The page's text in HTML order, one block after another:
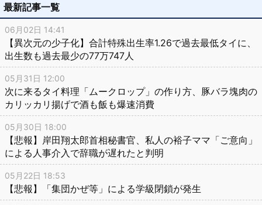
最新記事一覧
06月02日 14:41
【異次元の少子化】合計特殊出生率1.26で過去最低タイに、
出生数も過去最少の77万747人
05月31日 12:00
次に来るタイ料理「ムークロップ」の作り方、豚バラ塊肉の
カリッカリ揚げで酒も飯も爆速消費
05月30日 18:00
【悲報】岸田翔太郎首相秘書官、私人の裕子ママ「ご意向」
による人事介入で辞職が遅れたと判明
05月22日 18:53
【悲報】「集団かぜ等」による学級閉鎖が発生